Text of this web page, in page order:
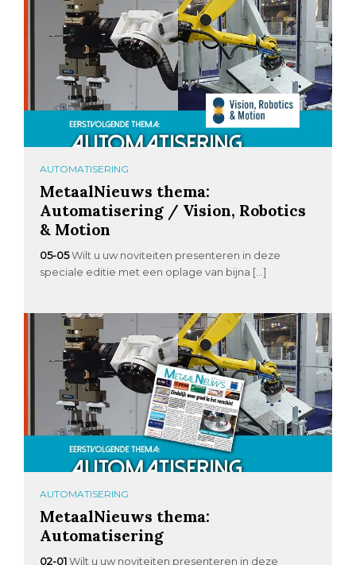
AUTOMATISERING
MetaalNieuws thema:
Automatisering / Vision, Robotics
& Motion
05-05Wilt u uw noviteiten presenteren in deze
speciale editie met een oplage van bijna […]
AUTOMATISERING
MetaalNieuws thema:
Automatisering
02-01 Wilt u uw noviteiten presenteren in deze